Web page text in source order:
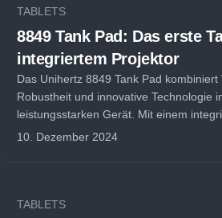
TABLETS
8849 Tank Pad: Das erste
integriertem Projektor
Das Unihertz 8849 Tank Pad kombiniert
Robustheit und innovative Technologie
leistungsstarken Gerät. Mit einem
10. Dezember 2024
TABLETS